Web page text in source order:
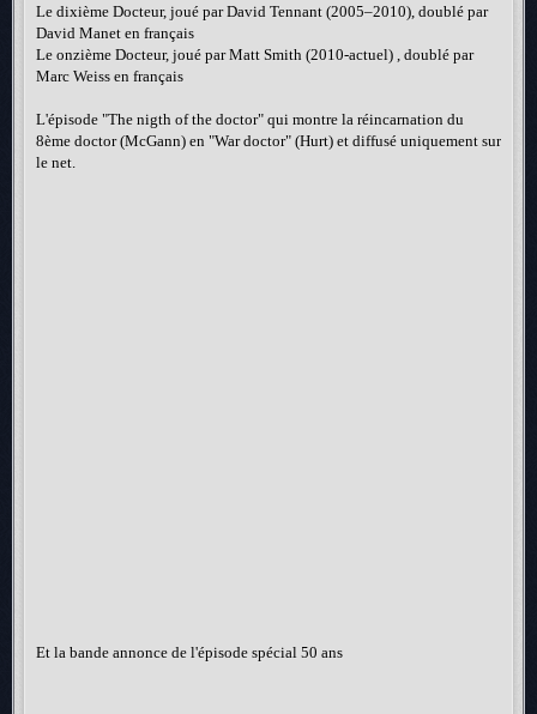
Le dixième Docteur, joué par David Tennant (2005–2010), doublé par
David Manet en français
Le onzième Docteur, joué par Matt Smith (2010-actuel) , doublé par
Marc Weiss en français
L'épisode "The nigth of the doctor" qui montre la réincarnation du
8ème doctor (McGann) en "War doctor" (Hurt) et diffusé uniquement sur
le net.
Et la bande annonce de l'épisode spécial 50 ans